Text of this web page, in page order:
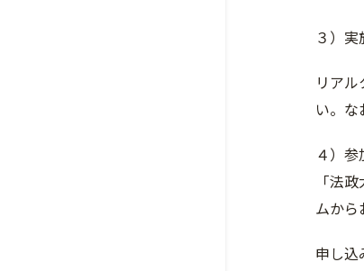
３）実
リア
い。な
４）参
「法
ムから
申し込